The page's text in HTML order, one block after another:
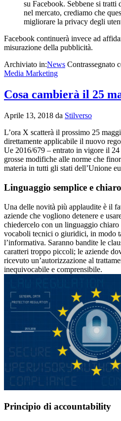
su Facebook. Sebbene si tratti
nel mercato, crediamo che
migliorare la privacy degli
Facebook continuerà invece ad
misurazione della pubblicità.
Archiviato in:News Contrassegnato
Media Marketing
Cosa cambierà il 25
Aprile 13, 2018 da Stilverso
L’ora X scatterà il prossimo 25
direttamente applicabile il nuovo
Ue 2016/679 – entrato in vigore il
grosse modifiche alle norme che
materia in tutti gli stati dell’Unione
Linguaggio semplice e chiaro
Una delle novità più applaudite è il
aziende che vogliono detenere e
chiedercelo con un linguaggio chiaro
vocaboli tecnici o giuridici, in modo
l’informativa. Saranno bandite le
caratteri troppo piccoli; le aziende
ricevuto un’autorizzazione al
inequivocabile e comprensibile.
Principio di accountability